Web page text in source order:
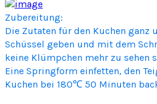
Zubereitung:
Die Zutaten für den Kuchen
Schüssel geben und mit dem
keine Klümpchen mehr zu sehen
Eine Springform einfetten, den
Kuchen bei 180℃ 50 Minuten